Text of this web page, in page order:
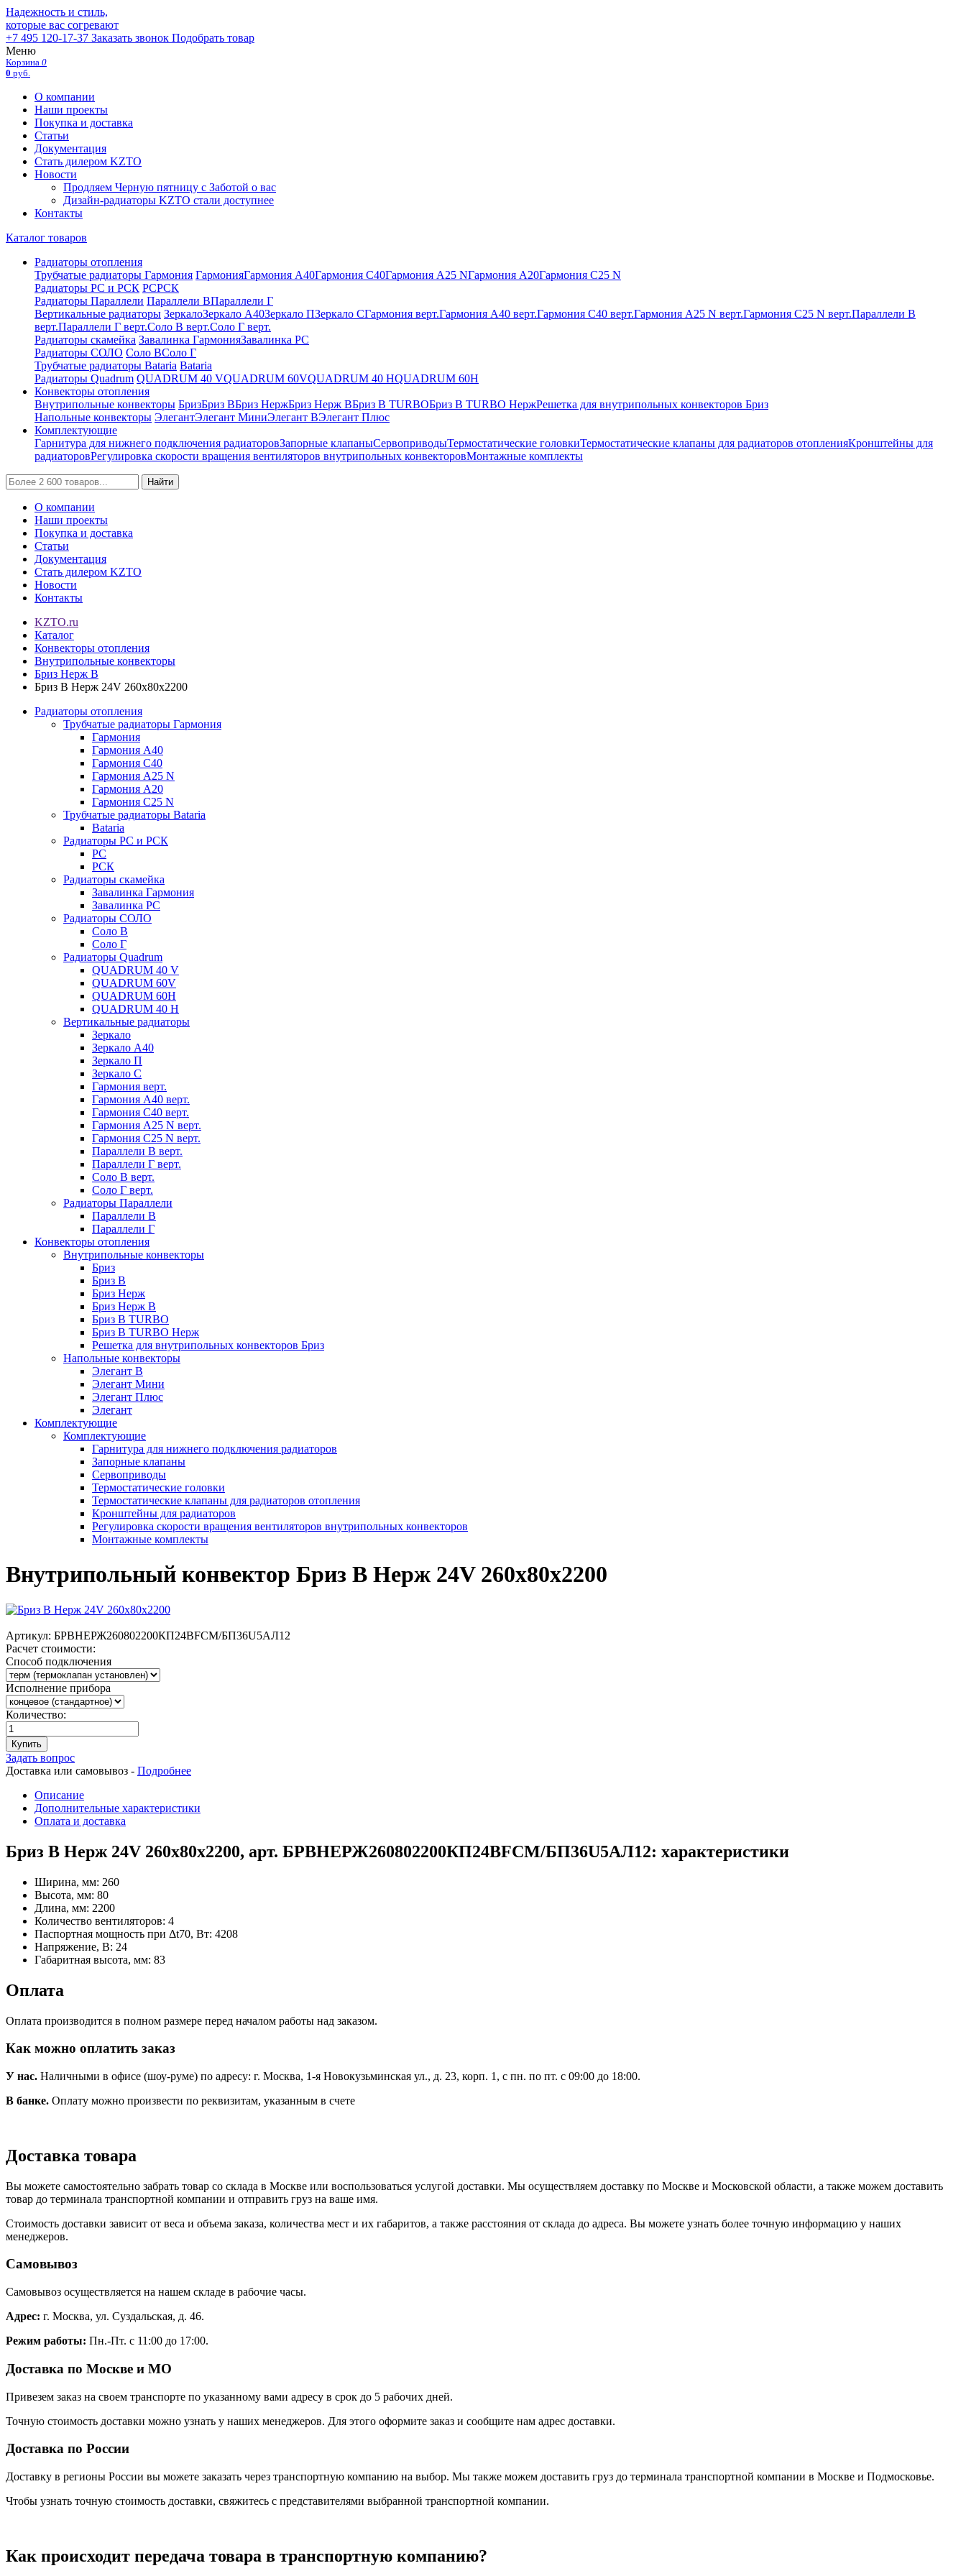
Надежность и стиль,
которые вас согревают
+7 495 120-17-37 Заказать звонок Подобрать товар
Меню
Корзина 0
0 руб.
О компании
Наши проекты
Покупка и доставка
Статьи
Документация
Стать дилером KZTO
Новости
Продляем Черную пятницу с Заботой о вас
Дизайн-радиаторы KZTO стали доступнее
Контакты
Каталог товаров
Радиаторы отопления
Трубчатые радиаторы Гармония ГармонияГармония А40Гармония С40Гармония А25 NГармония А20Гармония С25 N
Радиаторы РС и РСК РСРСК
Радиаторы Параллели Параллели ВПараллели Г
Вертикальные радиаторы ЗеркалоЗеркало А40Зеркало ПЗеркало СГармония верт.Гармония А40 верт.Гармония С40 верт.Гармония А25 N верт.Гармония С25 N верт.Параллели В
верт.Параллели Г верт.Соло В верт.Соло Г верт.
Радиаторы скамейка Завалинка ГармонияЗавалинка РС
Радиаторы СОЛО Соло ВСоло Г
Трубчатые радиаторы Bataria Bataria
Радиаторы Quadrum QUADRUM 40 VQUADRUM 60VQUADRUM 40 HQUADRUM 60H
Конвекторы отопления
Внутрипольные конвекторы БризБриз ВБриз НержБриз Нерж ВБриз В TURBOБриз В TURBO НержРешетка для внутрипольных конвекторов Бриз
Напольные конвекторы ЭлегантЭлегант МиниЭлегант ВЭлегант Плюс
Комплектующие
Гарнитура для нижнего подключения радиаторовЗапорные клапаныСервоприводыТермостатические головкиТермостатические клапаны для радиаторов отопленияКронштейны для
радиаторовРегулировка скорости вращения вентиляторов внутрипольных конвекторовМонтажные комплекты
Найти
О компании
Наши проекты
Покупка и доставка
Статьи
Документация
Стать дилером KZTO
Новости
Контакты
KZTO.ru
Каталог
Конвекторы отопления
Внутрипольные конвекторы
Бриз Нерж В
Бриз В Нерж 24V 260x80x2200
Радиаторы отопления
Трубчатые радиаторы Гармония
Гармония
Гармония А40
Гармония С40
Гармония А25 N
Гармония А20
Гармония С25 N
Трубчатые радиаторы Bataria
Bataria
Радиаторы РС и РСК
РС
РСК
Радиаторы скамейка
Завалинка Гармония
Завалинка РС
Радиаторы СОЛО
Соло В
Соло Г
Радиаторы Quadrum
QUADRUM 40 V
QUADRUM 60V
QUADRUM 60H
QUADRUM 40 H
Вертикальные радиаторы
Зеркало
Зеркало А40
Зеркало П
Зеркало С
Гармония верт.
Гармония А40 верт.
Гармония С40 верт.
Гармония А25 N верт.
Гармония С25 N верт.
Параллели В верт.
Параллели Г верт.
Соло В верт.
Соло Г верт.
Радиаторы Параллели
Параллели В
Параллели Г
Конвекторы отопления
Внутрипольные конвекторы
Бриз
Бриз В
Бриз Нерж
Бриз Нерж В
Бриз В TURBO
Бриз В TURBO Нерж
Решетка для внутрипольных конвекторов Бриз
Напольные конвекторы
Элегант В
Элегант Мини
Элегант Плюс
Элегант
Комплектующие
Комплектующие
Гарнитура для нижнего подключения радиаторов
Запорные клапаны
Сервоприводы
Термостатические головки
Термостатические клапаны для радиаторов отопления
Кронштейны для радиаторов
Регулировка скорости вращения вентиляторов внутрипольных конвекторов
Монтажные комплекты
Внутрипольный конвектор Бриз В Нерж 24V 260x80x2200
Артикул: БРВНЕРЖ260802200КП24ВFCM/БП36U5АЛ12
Расчет стоимости:
Способ подключения
Исполнение прибора
Количество:
Купить
Задать вопрос
Доставка или самовывоз - Подробнее
Описание
Дополнительные характеристики
Оплата и доставка
Бриз В Нерж 24V 260x80x2200, арт. БРВНЕРЖ260802200КП24ВFCM/БП36U5АЛ12: характеристики
Ширина, мм: 260
Высота, мм: 80
Длина, мм: 2200
Количество вентиляторов: 4
Паспортная мощность при Δt70, Вт: 4208
Напряжение, В: 24
Габаритная высота, мм: 83
Оплата
Оплата производится в полном размере перед началом работы над заказом.
Как можно оплатить заказ
У нас. Наличными в офисе (шоу-руме) по адресу: г. Москва, 1-я Новокузьминская ул., д. 23, корп. 1, с пн. по пт. с 09:00 до 18:00.
В банке. Оплату можно произвести по реквизитам, указанным в счете
Доставка товара
Вы можете самостоятельно забрать товар со склада в Москве или воспользоваться услугой доставки. Мы осуществляем доставку по Москве и Московской области, а также можем доставить
товар до терминала транспортной компании и отправить груз на ваше имя.
Стоимость доставки зависит от веса и объема заказа, количества мест и их габаритов, а также расстояния от склада до адреса. Вы можете узнать более точную информацию у наших
менеджеров.
Самовывоз
Самовывоз осуществляется на нашем складе в рабочие часы.
Адрес: г. Москва, ул. Суздальская, д. 46.
Режим работы: Пн.-Пт. с 11:00 до 17:00.
Доставка по Москве и МО
Привезем заказ на своем транспорте по указанному вами адресу в срок до 5 рабочих дней.
Точную стоимость доставки можно узнать у наших менеджеров. Для этого оформите заказ и сообщите нам адрес доставки.
Доставка по России
Доставку в регионы России вы можете заказать через транспортную компанию на выбор. Мы также можем доставить груз до терминала транспортной компании в Москве и Подмосковье.
Чтобы узнать точную стоимость доставки, свяжитесь с представителями выбранной транспортной компании.
Как происходит передача товара в транспортную компанию?